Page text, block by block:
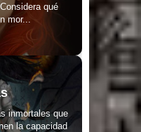
qué
mor...
inmortales que
la capacidad